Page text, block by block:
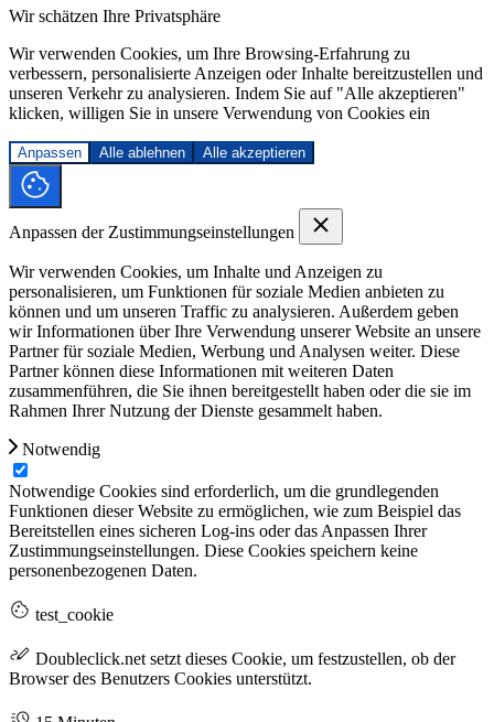
Wir schätzen Ihre Privatsphäre
Wir verwenden Cookies, um Ihre Browsing-Erfahrung zu
verbessern, personalisierte Anzeigen oder Inhalte bereitzustellen und
unseren Verkehr zu analysieren. Indem Sie auf "Alle akzeptieren"
klicken, willigen Sie in unsere Verwendung von Cookies ein
Anpassen Alle ablehnen Alle akzeptieren
Anpassen der Zustimmungseinstellungen
Wir verwenden Cookies, um Inhalte und Anzeigen zu
personalisieren, um Funktionen für soziale Medien anbieten zu
können und um unseren Traffic zu analysieren. Außerdem geben
wir Informationen über Ihre Verwendung unserer Website an unsere
Partner für soziale Medien, Werbung und Analysen weiter. Diese
Partner können diese Informationen mit weiteren Daten
zusammenführen, die Sie ihnen bereitgestellt haben oder die sie im
Rahmen Ihrer Nutzung der Dienste gesammelt haben.
Notwendig
Notwendige Cookies sind erforderlich, um die grundlegenden
Funktionen dieser Website zu ermöglichen, wie zum Beispiel das
Bereitstellen eines sicheren Log-ins oder das Anpassen Ihrer
Zustimmungseinstellungen. Diese Cookies speichern keine
personenbezogenen Daten.
test_cookie
Doubleclick.net setzt dieses Cookie, um festzustellen, ob der
Browser des Benutzers Cookies unterstützt.